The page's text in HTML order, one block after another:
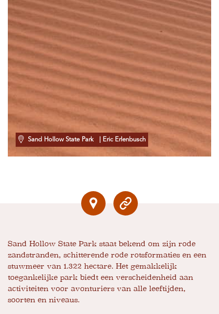
Sand Hollow State Park | Eric Erlenbusch
Sand Hollow State Park staat bekend om zijn rode
zandstranden, schitterende rode rotsformaties en een
stuwmeer van 1.322 hectare. Het gemakkelijk
toegankelijke park biedt een verscheidenheid aan
activiteiten voor avonturiers van alle leeftijden,
soorten en niveaus.